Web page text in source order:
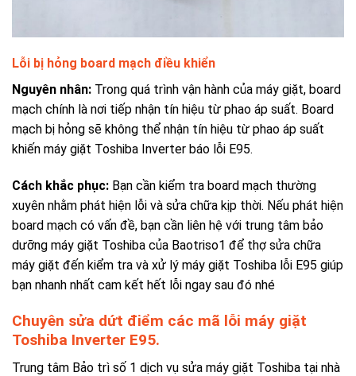
Lỗi bị hỏng board mạch điều khiển
Nguyên nhân: Trong quá trình vận hành của máy giặt, board
mạch chính là nơi tiếp nhận tín hiệu từ phao áp suất. Board
mạch bị hỏng sẽ không thể nhận tín hiệu từ phao áp suất
khiến máy giặt Toshiba Inverter báo lỗi E95.
Cách khắc phục: Bạn cần kiểm tra board mạch thường
xuyên nhằm phát hiện lỗi và sửa chữa kịp thời. Nếu phát hiện
board mạch có vấn đề, bạn cần liên hệ với trung tâm bảo
dưỡng máy giặt Toshiba của Baotriso1 để thợ sửa chữa
máy giặt đến kiểm tra và xử lý máy giặt Toshiba lỗi E95 giúp
bạn nhanh nhất cam kết hết lỗi ngay sau đó nhé
Chuyên sửa dứt điểm các mã lỗi máy giặt
Toshiba Inverter E95.
Trung tâm Bảo trì số 1 dịch vụ sửa máy giặt Toshiba tại nhà